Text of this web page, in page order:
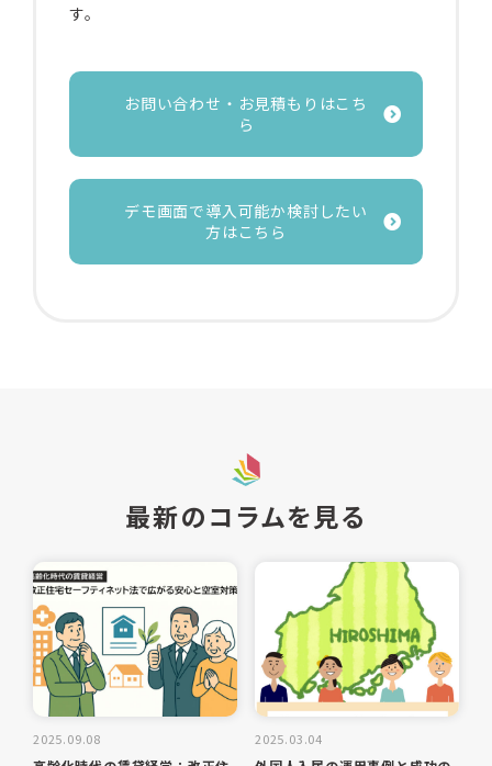
す。
お問い合わせ・お見積もりはこち
ら
デモ画面で導入可能か検討したい
方はこちら
最新のコラムを見る
2025.09.08 2025.03.04